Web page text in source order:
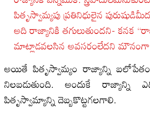
పితృస్వామ్యపు ప్రతినిధులైన
అది రాజ్యానికి తగులుతుందని- కనక
మాట్లాడవలసిన అవసరంలేదని మౌనంగా
అయితే పితృస్వామ్యం రాజ్యాన్ని
నిలబడుతుంది. అందుకే రాజ్యాన్ని
పితృస్వామ్యాన్ని దెబ్బకొట్టగలగాలి.